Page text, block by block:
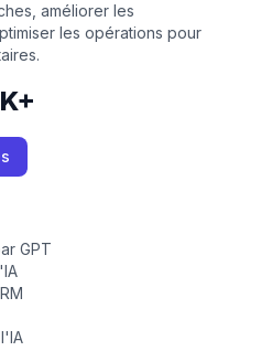
améliorer les
les opérations pour
GPT